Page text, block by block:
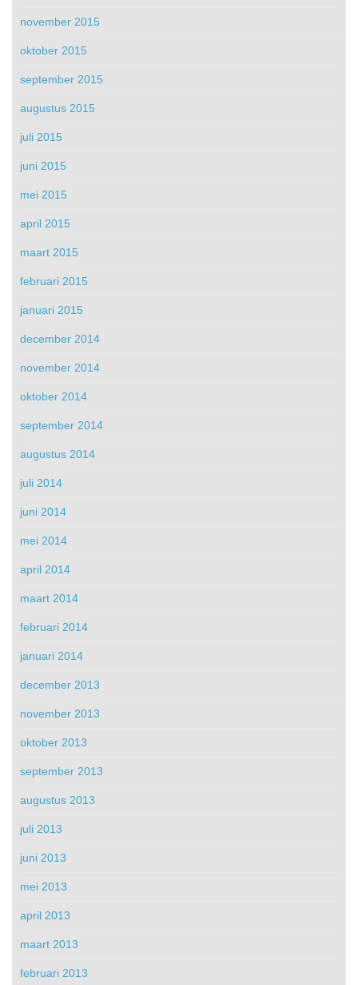
november 2015
oktober 2015
september 2015
augustus 2015
juli 2015
juni 2015
mei 2015
april 2015
maart 2015
februari 2015
januari 2015
december 2014
november 2014
oktober 2014
september 2014
augustus 2014
juli 2014
juni 2014
mei 2014
april 2014
maart 2014
februari 2014
januari 2014
december 2013
november 2013
oktober 2013
september 2013
augustus 2013
juli 2013
juni 2013
mei 2013
april 2013
maart 2013
februari 2013